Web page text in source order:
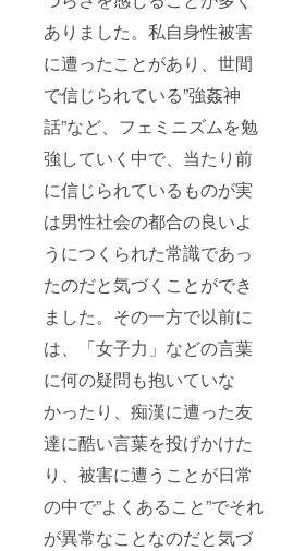
ありました。私自身性被害
に遭ったことがあり、世間
で信じられている”強姦神
話”など、フェミニズムを勉
強していく中で、当たり前
に信じられているものが実
は男性社会の都合の良いよ
うにつくられた常識であっ
たのだと気づくことができ
ました。その一方で以前に
は、「女子力」などの言葉
に何の疑問も抱いていな
かったり、痴漢に遭った友
達に酷い言葉を投げかけた
り、被害に遭うことが日常
の中で”よくあること”でそれ
が異常なことなのだと気づ